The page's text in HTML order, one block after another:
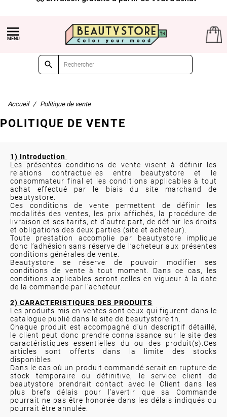


Accueil Politique de vente
POLITIQUE DE VENTE
1) Introduction
Les présentes conditions de vente visent à définir les
relations contractuelles entre beautystore et le
consommateur final et les conditions applicables à tout
achat effectué par le biais du site marchand de
beautystore.
Ces conditions de vente permettent de définir les
modalités des ventes, les prix affichés, la procédure de
livraison et ses tarifs, et d’autre part, de définir les droits
et obligations des deux parties (site et acheteur).
Toute prestation accomplie par beautystore implique
donc l’adhésion sans réserve de l’acheteur aux présentes
conditions générales de vente.
Beautystore se réserve de pouvoir modifier ses
conditions de vente à tout moment. Dans ce cas, les
conditions applicables seront celles en vigueur à la date
de la commande par l'acheteur.
2) CARACTERISTIQUES DES PRODUITS
Les produits mis en ventes sont ceux qui figurent dans le
catalogue publié dans le site de beautystore.tn.
Chaque produit est accompagné d'un descriptif détaillé,
le client peut donc prendre connaissance sur le site des
caractéristiques essentielles du ou des produit(s).Ces
articles sont offerts dans la limite des stocks
disponibles.
Dans le cas où un produit commandé serait en rupture de
stock temporaire ou définitive, le service client de
beautystore prendrait contact avec le Client dans les
plus brefs délais pour l’avertir que sa Commande
pourrait ne pas être honorée dans les délais indiqués ou
pourrait être annulée.